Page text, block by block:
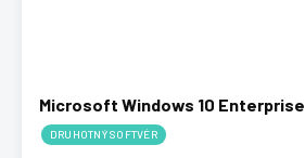
Microsoft Windows 10 Enterprise
DRUHOTNÝ SOFTVÉR